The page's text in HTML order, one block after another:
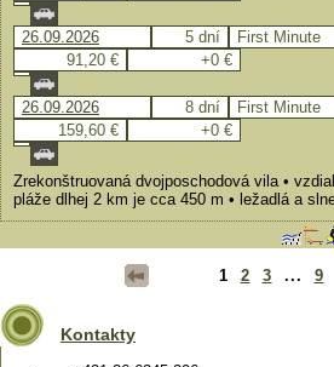
26.09.2026 5 dní
First Minute
91,20 €
+0 €
26.09.2026 8 dní
First Minute
159,60 €
+0 €
Zrekonštruovaná dvojposchodová vila •
pláže dlhej 2 km je cca 450 m • ležadlá a
1 2 3 ... 9
Kontakty